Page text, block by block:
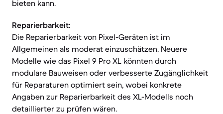
bieten kann.
Reparierbarkeit:
Die Reparierbarkeit von Pixel-Geräten ist im
Allgemeinen als moderat einzuschätzen. Neuere
Modelle wie das Pixel 9 Pro XL könnten durch
modulare Bauweisen oder verbesserte Zugänglichkeit
für Reparaturen optimiert sein, wobei konkrete
Angaben zur Reparierbarkeit des XL-Modells noch
detaillierter zu prüfen wären.